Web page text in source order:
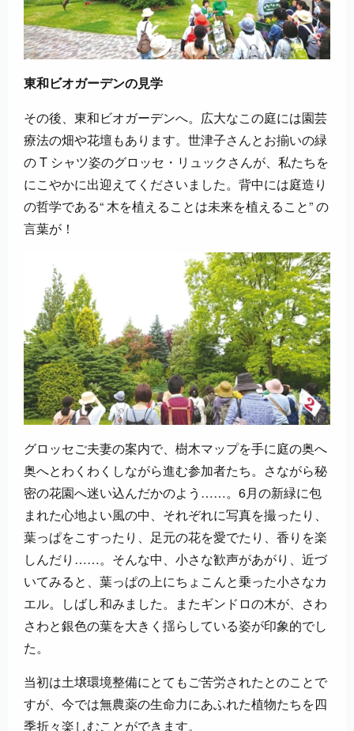
東和ビオガーデンの見学
その後、東和ビオガーデンへ。広大なこの庭には園芸
療法の畑や花壇もあります。世津子さんとお揃いの緑
の T シャツ姿のグロッセ・リュックさんが、私たちを
にこやかに出迎えてくださいました。背中には庭造り
の哲学である“ 木を植えることは未来を植えること” の
言葉が！
グロッセご夫妻の案内で、樹木マップを手に庭の奥へ
奥へとわくわくしながら進む参加者たち。さながら秘
密の花園へ迷い込んだかのよう……。6月の新緑に包
まれた心地よい風の中、それぞれに写真を撮ったり、
葉っぱをこすったり、足元の花を愛でたり、香りを楽
しんだり……。そんな中、小さな歓声があがり、近づ
いてみると、葉っぱの上にちょこんと乗った小さなカ
エル。しばし和みました。またギンドロの木が、さわ
さわと銀色の葉を大きく揺らしている姿が印象的でし
た。
当初は土壌環境整備にとてもご苦労されたとのことで
すが、今では無農薬の生命力にあふれた植物たちを四
季折々楽しむことができます。